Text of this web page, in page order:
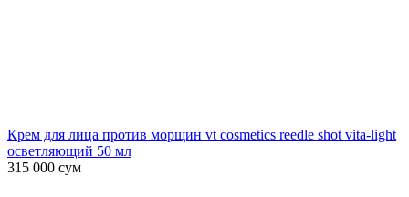
Крем для лица против морщин vt cosmetics reedle shot vita-light
осветляющий 50 мл
315 000 сум